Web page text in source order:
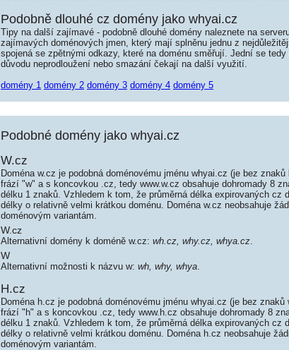
Podobně dlouhé cz domény jako whyai.cz
Tipy na další zajímavé - podobně dlouhé domény naleznete na
zajímavých doménových jmen, který mají splněnu jednu z
spojená se zpětnými odkazy, které na doménu směřují. Jední se
důvodu neprodloužení nebo smazání čekají na další využití.
domény 1 domény 2 domény 3 domény 4 domény 5
Podobné domény jako whyai.cz
W.cz
Doména w.cz je podobná doménovému jménu whyai.cz (je bez
frází "w" a s koncovkou .cz, tedy www.w.cz obsahuje dohromady 8
délku 1 znaků. Vzhledem k tom, že průměrná délka expirovaných cz
délky o relativně velmi krátkou doménu. Doména w.cz neobsahuje
doménovým variantám.
W.cz
Alternativní domény k doméně w.cz: wh.cz, why.cz, whya.cz.
W
Alternativní možnosti k názvu w: wh, why, whya.
H.cz
Doména h.cz je podobná doménovému jménu whyai.cz (je bez
frází "h" a s koncovkou .cz, tedy www.h.cz obsahuje dohromady 8
délku 1 znaků. Vzhledem k tom, že průměrná délka expirovaných cz
délky o relativně velmi krátkou doménu. Doména h.cz neobsahuje
doménovým variantám.